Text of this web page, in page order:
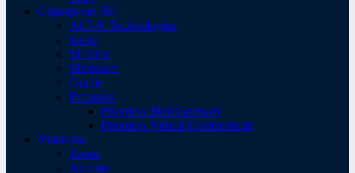
Серверное ПО
ALT-N Technologies
Kerio
McAfee
Microsoft
Oracle
Proxmox
Proxmox Mail Gateway
Proxmox Virtual Environment
Утилиты
Zoom
Acronis